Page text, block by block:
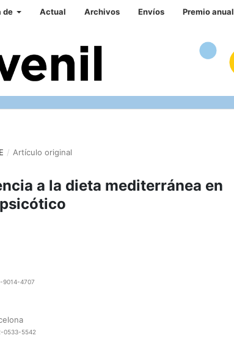
de Actual Archivos Envíos Premio anual
/ Artículo original
a la dieta mediterránea en
4707
0533-5542